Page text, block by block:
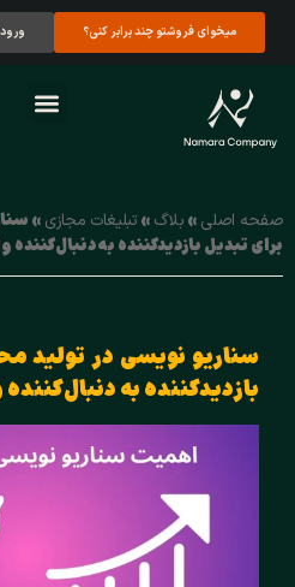
میخوای فروشتو چند برابر کنی؟
صفحه اصلی»بلاگ»تبلیغات مجازی»
برای تبدیل بازدیدکننده به دنبال‌کننده
سناریو نویسی در تولید
بازدیدکننده به دنبال‌کننده